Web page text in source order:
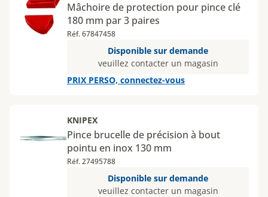
Mâchoire de protection pour pince clé
180 mm par 3 paires
Réf. 67847458
Disponible sur demande
veuillez contacter un magasin
PRIX PERSO, connectez-vous
KNIPEX
Pince brucelle de précision à bout
pointu en inox 130 mm
Réf. 27495788
Disponible sur demande
veuillez contacter un magasin